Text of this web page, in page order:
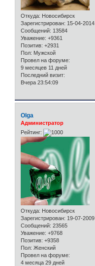
Откуда: Новосибирск
Зарегистрирован: 15-04-2014
Сообщений: 13584
Уважение: +9361
Позитив: +2931
Пол: Мужской
Провел на форуме:
9 месяцев 11 дней
Последний визит:
Вчера 23:54:09
Olga
Администратор
Рейтинг:
Откуда: Новосибирск
Зарегистрирован: 19-07-2009
Сообщений: 23565
Уважение: +9768
Позитив: +9358
Пол: Женский
Провел на форуме:
4 месяца 29 дней